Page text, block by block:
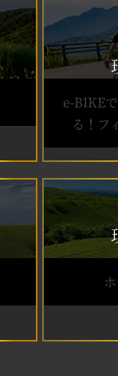
e-BIKE
る！フ